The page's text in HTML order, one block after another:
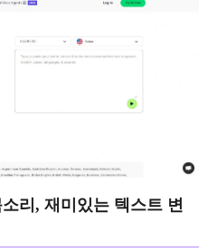
리, 재미있는 텍스트 변